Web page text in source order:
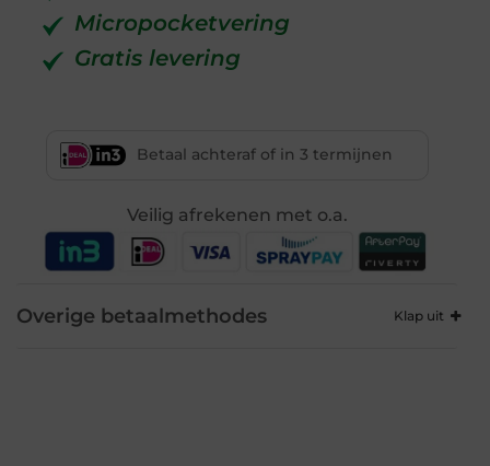
Micropocketvering
Gratis levering
Betaal achteraf of in 3 termijnen
Veilig afrekenen met o.a.
Overige betaalmethodes